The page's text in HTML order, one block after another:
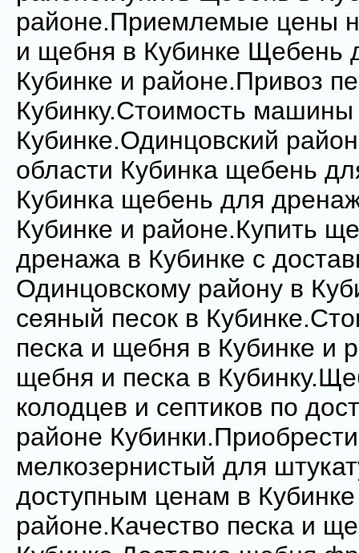
районе.Приемлемые цены
и щебня в Кубинке Щебень
Кубинке и районе.Привоз
Кубинку.Стоимость
Кубинке.Одинцовский
области Кубинка щебень
Кубинка щебень для
Кубинке и районе.Купить
дренажа в Кубинке с
Одинцовскому району в
сеяный песок в
песка и щебня в Кубинке и
щебня и песка в
колодцев и септиков по
районе
мелкозернистый для
доступным ценам в
районе.Качество песка и